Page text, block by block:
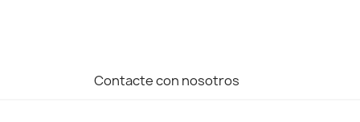
Contacte con nosotros